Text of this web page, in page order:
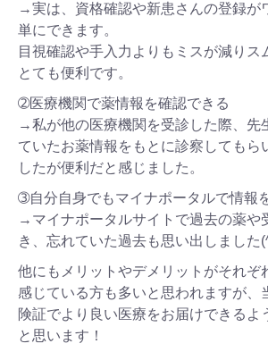
→実は、資格確認や新患さんの登録が
単にできます。
目視確認や手入力よりもミスが減りス
とても便利です。
➁医療機関で薬情報を確認できる
→私が他の医療機関を受診した際、先
ていたお薬情報をもとに診察してもら
したが便利だと感じました。
➂自分自身でもマイナポータルで情報
→マイナポータルサイトで過去の薬や
き、忘れていた過去も思い出しました
他にもメリットやデメリットがそれぞ
感じている方も多いと思われますが、
険証でより良い医療をお届けできるよ
と思います！